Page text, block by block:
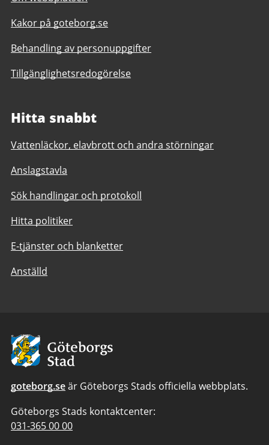
Kakor på goteborg.se
Behandling av personuppgifter
Tillgänglighetsredogörelse
Hitta snabbt
Vattenläckor, elavbrott och andra störningar
Anslagstavla
Sök handlingar och protokoll
Hitta politiker
E-tjänster och blanketter
Anställd
Avsändare:
Göteborgs
Stad
goteborg.seär Göteborgs Stads officiella webbplats.
Göteborgs Stads kontaktcenter:
Telefonnummer
031-365 00 00